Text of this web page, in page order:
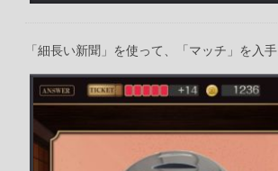
「細長い新聞」を使って、「マッチ」を入手